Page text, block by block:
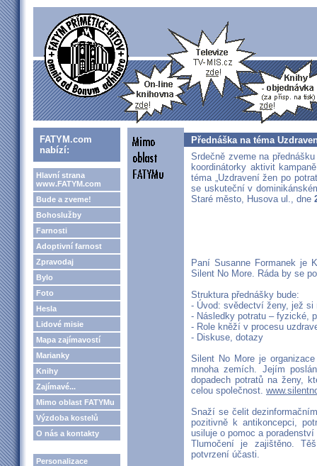
FATYM.com
nabízí:
Hlavní strana
www.FATYM.com
Bude a zveme!
Bohoslužby
Farnosti
Adoptivní farnost
Zpravodaj
Bylo
Foto
Hesla
Lidové misie
Mapa zajímavostí
Marianky
Knihy
Zajímavé...
Mimo oblast FATYMu
Výzdoba kostelů
O nás a kontakty
Personalizace
Přednáška na téma
Srdečně zveme na
koordinátorky aktivit
téma „Uzdravení žen po
se uskuteční v
Staré město, Husova ul., dne
Paní Susanne Formanek je
Silent No More. Ráda by se
Struktura přednášky bude:
- Úvod: svědectví ženy, jež si
- Následky potratu – fyzické,
- Role kněží v procesu
- Diskuse, dotazy
Silent No More je
mnoha zemích. Jejím
dopadech potratů na ženy,
celou společnost.
Snaží se čelit
pozitivně k antikoncepci,
usiluje o pomoc a
Tlumočení je zajištěno.
potvrzení účasti.